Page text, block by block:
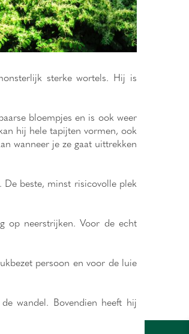
sterke wortels. Hij is
bloempjes en is ook weer
hij hele tapijten vormen, ook
wanneer je ze gaat uittrekken
beste, minst risicovolle plek
op neerstrijken. Voor de echt
persoon en voor de luie
wandel. Bovendien heeft hij